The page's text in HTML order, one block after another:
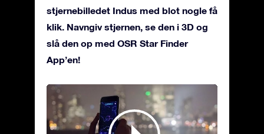
stjernebilledet Indus med blot nogle få
klik. Navngiv stjernen, se den i 3D og
slå den op med OSR Star Finder
App’en!